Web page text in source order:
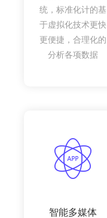
统，标准化计的基
于虚拟化技术更快
更便捷，合理化的
分析各项数据
智能多媒体